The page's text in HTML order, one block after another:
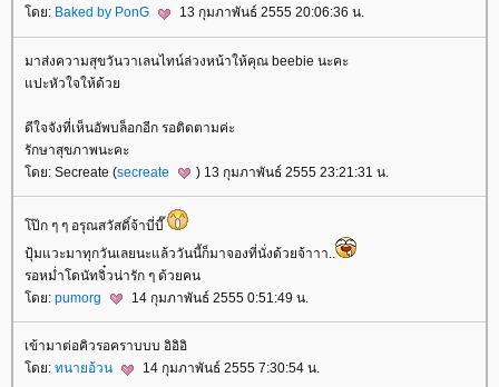
ดย: Baked by PonG 13 กุมภาพันธ์ 2555 20:06:36 น.
มาส่งความสุขวันวาเลนไทน์ล่วงหน้าให้คุณ beebie นะคะ
ปะหัวใจให้ด้ว
ดีใจจังที่เห็นอัพบล็อกอีก รอติดตามค่ะ
รักษาสุขภาพนะคะ
ดย: Secreate (secreate ) 13 กุมภาพันธ์ 2555 23:21:31 น.
ป๊ก ๆ ๆ อรุณสวัสดิ์จ้าบี่บี๊
ปุ้มแวะมาทุกวันเลยนะแล้ววันนี้ก็มาจองที่นั่งด้วยจ้าาา..
รอหม่ำโดนัทจิ๋วน่ารัก ๆ ด้วยคน
ดย: pumorg 14 กุมภาพันธ์ 2555 0:51:49 น.
เข้ามาต่อคิวรอคราบบบ อิอิอิ
ดย: ทนายอ้วน 14 กุมภาพันธ์ 2555 7:30:54 น.